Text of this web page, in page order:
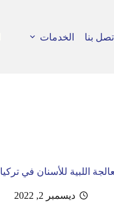
اتصل بنا الخدمات
اللبية للأسنان في تركيا
ديسمبر 2, 2022